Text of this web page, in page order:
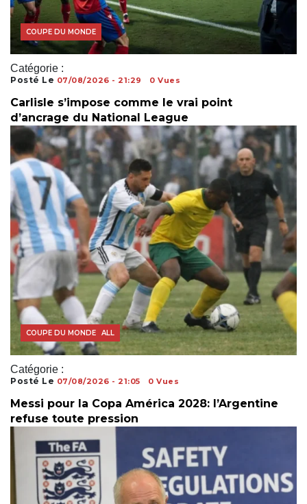
Catégorie :
COUPE DU MONDE
Posté Le 07/08/2026 - 21:29 0 Vues
Carlisle s’impose comme le vrai point
d’ancrage du National League
Catégorie :
ACTUALITÉS FOOTBALL
COUPE DU MONDE
Posté Le 07/08/2026 - 21:05 0 Vues
Messi pour la Copa América 2028: l’Argentine
refuse toute pression